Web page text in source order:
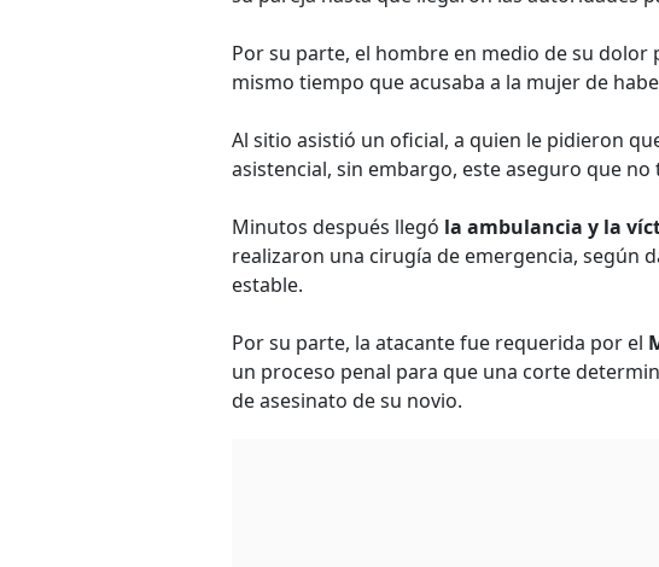
Por su parte, el hombre en medio de su dolor
mismo tiempo que acusaba a la mujer de
Al sitio asistió un oficial, a quien le pidieron
asistencial, sin embargo, este aseguro que
Minutos después llegó la ambulancia y la
realizaron una cirugía de emergencia, según
estable.
Por su parte, la atacante fue requerida por el
un proceso penal para que una corte
de asesinato de su novio.